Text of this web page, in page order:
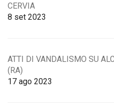
CERVIA
8 set 2023
ATTI DI VANDALISMO SU
(RA)
17 ago 2023